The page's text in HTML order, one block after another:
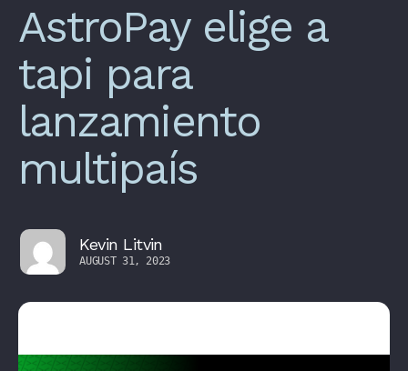
AstroPay elige a
tapi para
lanzamiento
multipaís
Kevin Litvin
AUGUST 31, 2023